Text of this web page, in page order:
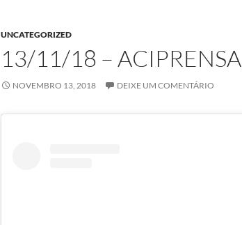
UNCATEGORIZED
13/11/18 – ACIPRENSA
NOVEMBRO 13, 2018 DEIXE UM COMENTÁRIO